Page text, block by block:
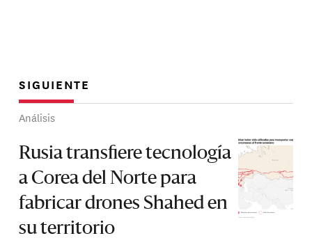
SIGUIENTE
Análisis
Rusia transfiere tecnología
a Corea del Norte para
fabricar drones Shahed en
su territorio